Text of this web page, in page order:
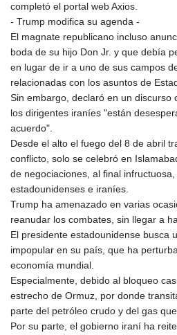
completó el portal web Axios.
- Trump modifica su agenda -
El magnate republicano incluso
boda de su hijo Don Jr. y que debía
en lugar de ir a uno de sus campos
relacionadas con los asuntos de
Sin embargo, declaró en un discurso
los dirigentes iraníes "están
acuerdo".
Desde el alto el fuego del 8 de abril
conflicto, solo se celebró en
de negociaciones, al final
estadounidenses e iraníes.
Trump ha amenazado en varias
reanudar los combates, sin llegar a
El presidente estadounidense busca
impopular en su país, que ha
economía mundial.
Especialmente, debido al bloqueo
estrecho de Ormuz, por donde
parte del petróleo crudo y del gas
Por su parte, el gobierno iraní ha